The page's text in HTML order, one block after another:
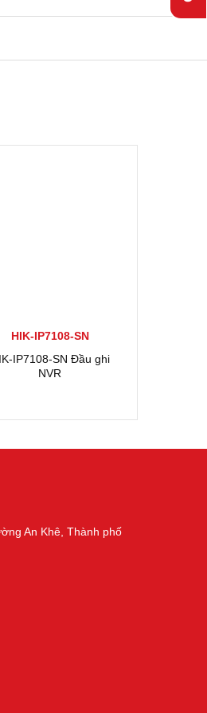
HIK-IP7108-SN
IP7108-SN Đầu ghi
NVR
An Khê, Thành phố